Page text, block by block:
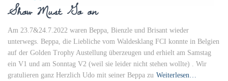
Show Must Go on
Am 23.7&24.7.2022 waren Beppa, Bienzle und Brisant wieder
unterwegs. Beppa, die Liebliche vom Waldesklang FCI konnte in Belgien
auf der Golden Trophy Austellung überzeugen und erhielt am Samstag
ein V1 und am Sonntag V2 (weil sie leider nicht stehen wollte) . Wir
gratulieren ganz Herzlich Udo mit seiner Beppa zu Weiterlesen…